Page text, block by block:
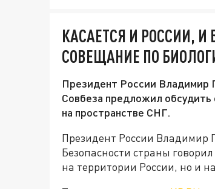
КАСАЕТСЯ И РОССИИ, И
СОВЕЩАНИЕ ПО
Президент России Владимир
Совбеза предложил обсудить
на пространстве СНГ.
Президент России Владимир
Безопасности страны
на территории России, но и